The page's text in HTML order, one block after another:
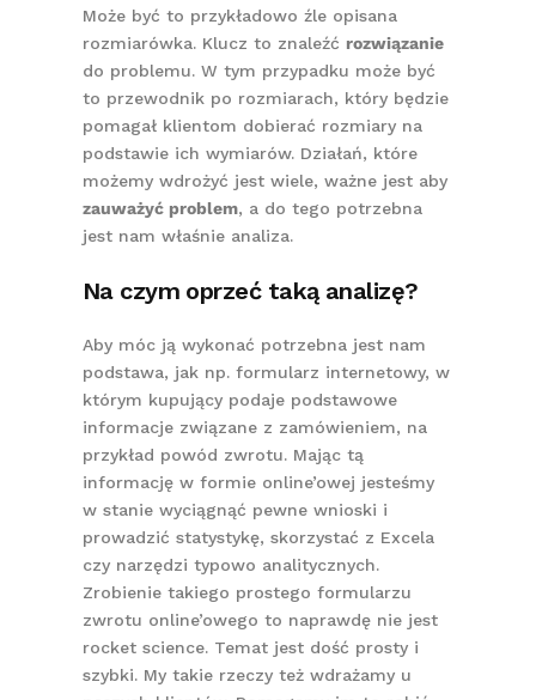
Może być to przykładowo źle opisana
rozmiarówka. Klucz to znaleźć rozwiązanie
do problemu. W tym przypadku może być
to przewodnik po rozmiarach, który będzie
pomagał klientom dobierać rozmiary na
podstawie ich wymiarów. Działań, które
możemy wdrożyć jest wiele, ważne jest aby
zauważyć problem, a do tego potrzebna
jest nam właśnie analiza.
Na czym oprzeć taką analizę?
Aby móc ją wykonać potrzebna jest nam
podstawa, jak np. formularz internetowy, w
którym kupujący podaje podstawowe
informacje związane z zamówieniem, na
przykład powód zwrotu. Mając tą
informację w formie online’owej jesteśmy
w stanie wyciągnąć pewne wnioski i
prowadzić statystykę, skorzystać z Excela
czy narzędzi typowo analitycznych.
Zrobienie takiego prostego formularzu
zwrotu online’owego to naprawdę nie jest
rocket science. Temat jest dość prosty i
szybki. My takie rzeczy też wdrażamy u